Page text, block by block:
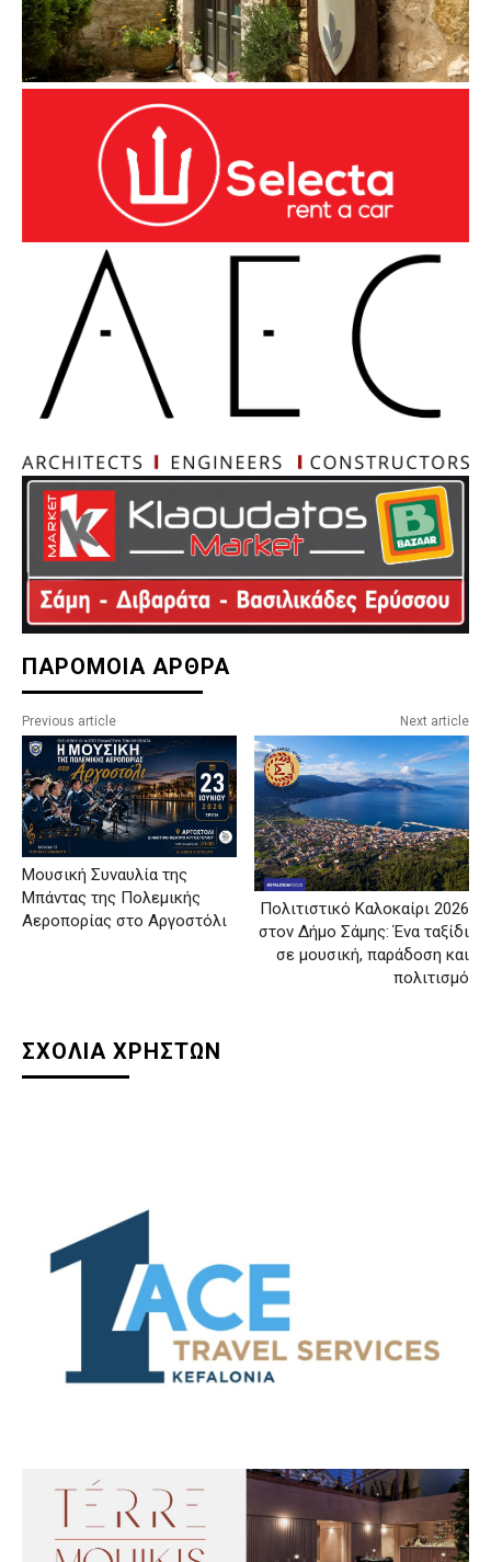
ΠΑΡΟΜΟΙΑ ΑΡΘΡΑ
Previous article
Μουσική Συναυλία της
Μπάντας της Πολεμικής
Αεροπορίας στο Αργοστόλι
Next article
Πολιτιστικό Καλοκαίρι 2026
στον Δήμο Σάμης: Ένα ταξίδι
σε μουσική, παράδοση και
πολιτισμό
ΣΧΟΛΙΑ ΧΡΗΣΤΩΝ